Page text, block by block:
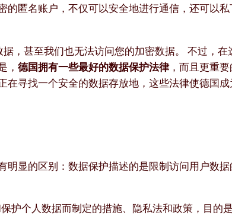
的匿名账户，不仅可以安全地进行通信，还可以
，甚至我们也无法访问您的加密数据。 不过，
，德国拥有一些最好的数据保护法律，而且更重
寻找一个安全的数据存放地，这些法律使德国成
显的区别：数据保护描述的是限制访问用户数
护个人数据而制定的措施、隐私法和政策，目的